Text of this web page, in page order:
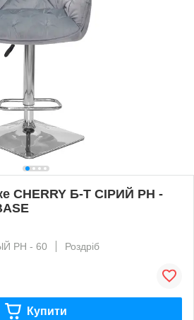
CHERRY Б-Т СІРИЙ PH -
PH - 60
Роздріб
Купити